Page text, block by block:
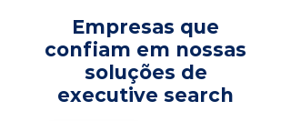
Empresas que
confiam em nossas
soluções de
executive search